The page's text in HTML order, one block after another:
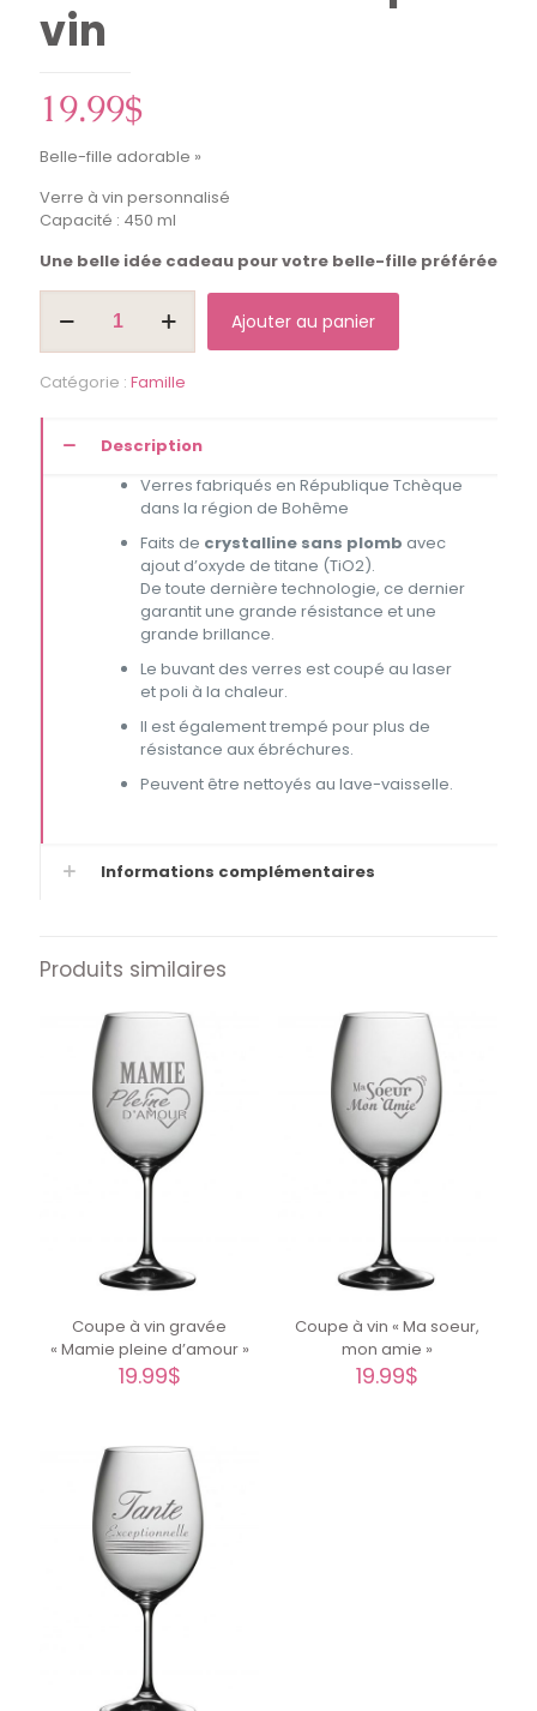
vin
19.99$
Belle-fille adorable »
Verre à vin personnalisé
Capacité : 450 ml
Une belle idée cadeau pour votre belle-fille préférée
Belle-
adorable"-
Coupe
Ajouter au panier
Catégorie : Famille
Description
Verres fabriqués en République Tchèque
dans la région de Bohême
Faits de crystalline sans plomb avec
ajout d’oxyde de titane (TiO2).
De toute dernière technologie, ce dernier
garantit une grande résistance et une
grande brillance.
Le buvant des verres est coupé au laser
et poli à la chaleur.
Il est également trempé pour plus de
résistance aux ébréchures.
Peuvent être nettoyés au lave-vaisselle.
Informations complémentaires
Produits similaires
Coupe à vin gravée
« Mamie pleine d’amour »
19.99$
Coupe à vin « Ma soeur,
mon amie »
19.99$